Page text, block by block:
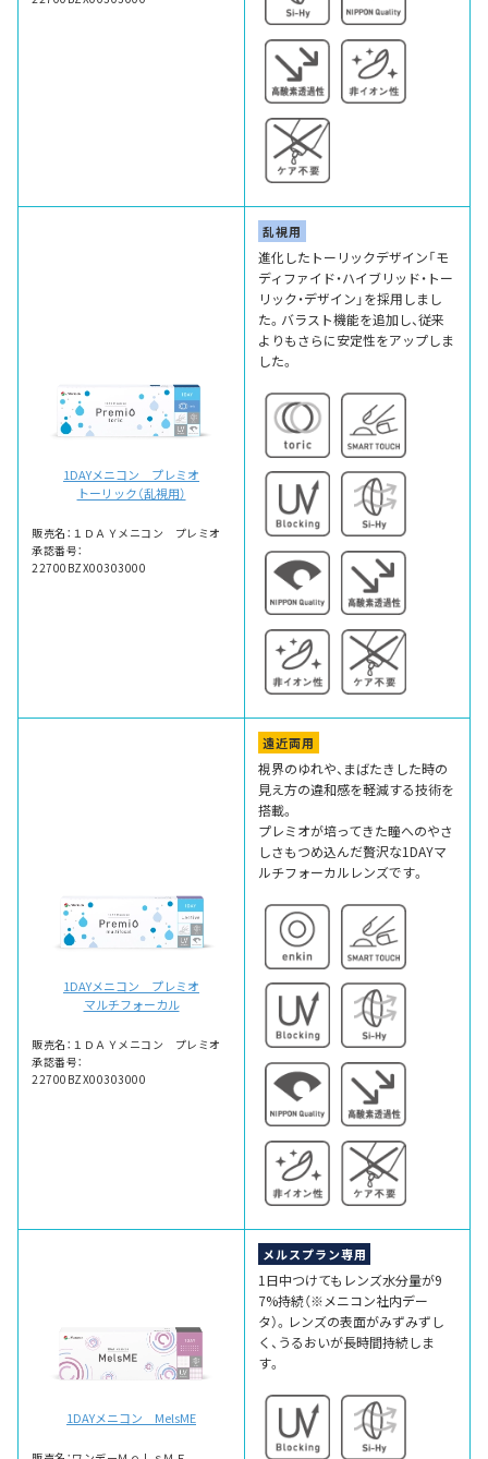
1DAYメニコン プレミオ
トーリック（乱視用）
販売名：１ＤＡＹメニコン プレミオ
承認番号：
22700BZX00303000
乱視用
進化したトーリックデザイン「モ
ディファイド・ハイブリッド・トー
リック・デザイン」を採用しまし
た。バラスト機能を追加し、従来
よりもさらに安定性をアップしま
した。
1DAYメニコン プレミオ
マルチフォーカル
販売名：１ＤＡＹメニコン プレミオ
承認番号：
22700BZX00303000
遠近両用
視界のゆれや、まばたきした時の
見え方の違和感を軽減する技術を
搭載。
プレミオが培ってきた瞳へのやさ
しさもつめ込んだ贅沢な1DAYマ
ルチフォーカルレンズです。
1DAYメニコン MelsME
メルスプラン専用
1日中つけてもレンズ水分量が9
7%持続（※メニコン社内デー
タ）。レンズの表面がみずみずし
く、うるおいが長時間持続しま
す。